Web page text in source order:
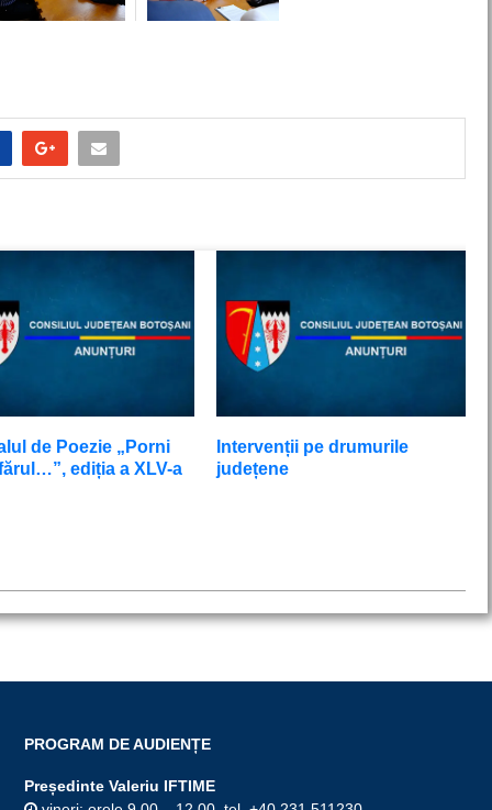
de Poezie „Porni
ediția a XLV-a
Intervenții pe drumurile
județene
PROGRAM DE AUDIENȚE
Președinte Valeriu IFTIME